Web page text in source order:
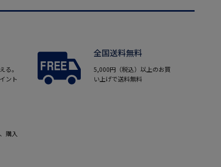
る。
ント
全国送料無料
5,000円（税込）以上のお買
い上げで送料無料
購入